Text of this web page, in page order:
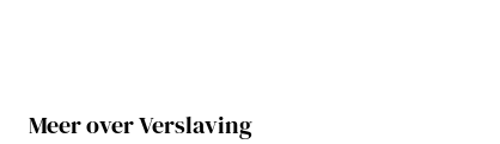
Meer over Verslaving